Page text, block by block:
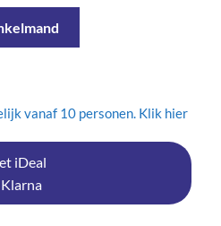
vanaf 10 personen. Klik hier
iDeal